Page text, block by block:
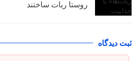
روستا ربات ساختند
ثبت دیدگاه